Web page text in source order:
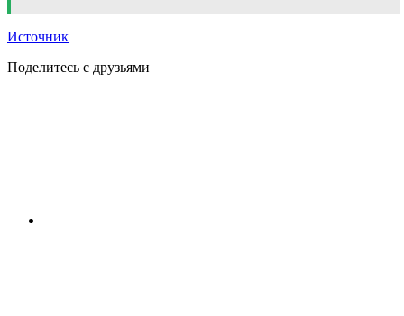
Источник
Поделитесь с друзьями